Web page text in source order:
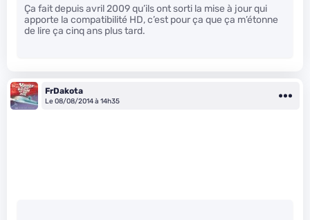
Ça fait depuis avril 2009 qu’ils ont sorti la mise à jour qui
apporte la compatibilité HD, c’est pour ça que ça m’étonne
de lire ça cinq ans plus tard.
FrDakota
Le 08/08/2014 à 14h35